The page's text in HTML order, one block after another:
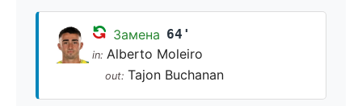
Замена 64'
in: Alberto Moleiro
out: Tajon Buchanan